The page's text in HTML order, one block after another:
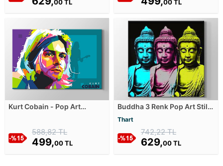
00 TL 00 TL
Kurt Cobain - Pop Art
588,82 TL
499,00 TL
Buddha 3 Renk Pop Art Stili
Thart
742,22 TL
629,00 TL